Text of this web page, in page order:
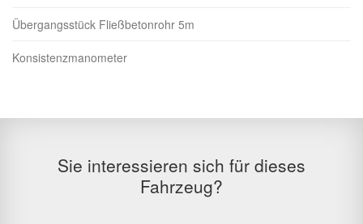
Übergangsstück Fließbetonrohr 5m
Konsistenzmanometer
Sie interessieren sich für dieses
Fahrzeug?